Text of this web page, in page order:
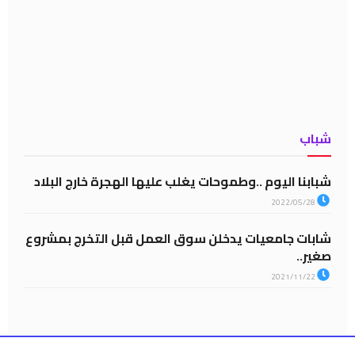
شباب
شبابنا اليوم ..وطموحات يغلب عليها الهجرة خارج البلاد
شابات جامعيات يدخلن سوق العمل قبل التخرج بمشروع
صغير..